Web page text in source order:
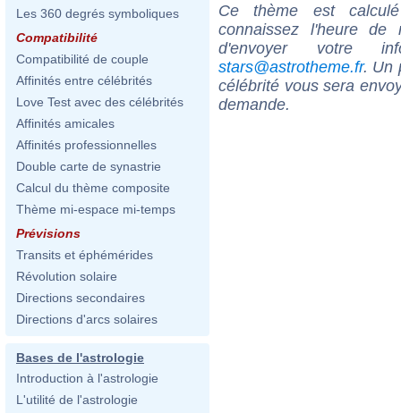
Les 360 degrés symboliques
Compatibilité
Compatibilité de couple
Affinités entre célébrités
Love Test avec des célébrités
Affinités amicales
Affinités professionnelles
Double carte de synastrie
Calcul du thème composite
Thème mi-espace mi-temps
Prévisions
Transits et éphémérides
Révolution solaire
Directions secondaires
Directions d'arcs solaires
Bases de l'astrologie
Introduction à l'astrologie
L'utilité de l'astrologie
Ce thème est
connaissez l'heure de
d'envoyer votre
stars@astrotheme.fr. Un
célébrité vous sera
demande.